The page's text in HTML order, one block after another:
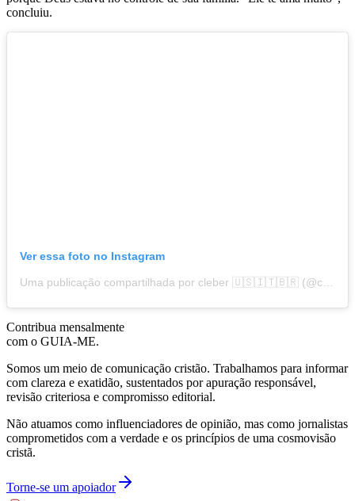
concluiu.
Ver essa foto no Instagram
Contribua mensalmente
com o GUIA-ME.
Somos um meio de comunicação cristão. Trabalhamos para informar
com clareza e exatidão, sustentados por apuração responsável,
revisão criteriosa e compromisso editorial.
Não atuamos como influenciadores de opinião, mas como jornalistas
comprometidos com a verdade e os princípios de uma cosmovisão
cristã.
Torne-se um apoiador